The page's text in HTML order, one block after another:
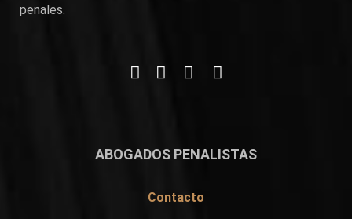
penales.
ABOGADOS PENALISTAS
Contacto